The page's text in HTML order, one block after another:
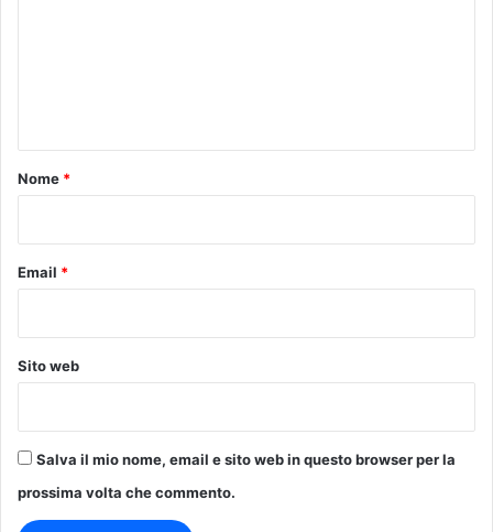
o
Nome *
Email *
Sito web
Salva il mio nome, email e sito web in questo browser per la
prossima volta che commento.